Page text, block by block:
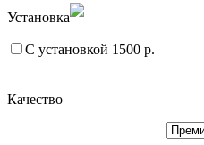
Установка
С установкой 1500 р.
Качество